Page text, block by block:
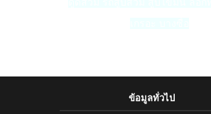
ข้อมูลทั่วไป